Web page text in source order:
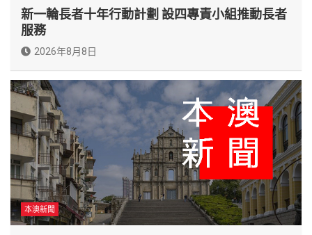
新一輪長者十年行動計劃 設四專責小組推動長者
服務
2026年8月8日
本澳新聞